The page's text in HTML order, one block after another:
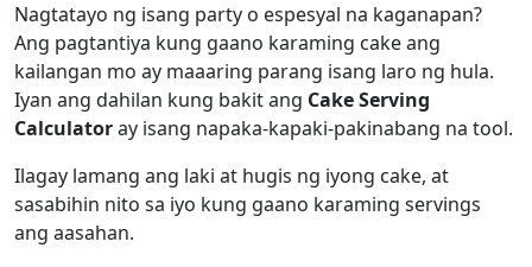
Nagtatayo ng isang party o espesyal na kaganapan?
Ang pagtantiya kung gaano karaming cake ang
kailangan mo ay maaaring parang isang laro ng hula.
Iyan ang dahilan kung bakit ang Cake Serving
Calculatoray isang napaka-kapaki-pakinabang na tool.
Ilagay lamang ang laki at hugis ng iyong cake, at
sasabihin nito sa iyo kung gaano karaming servings
ang aasahan.